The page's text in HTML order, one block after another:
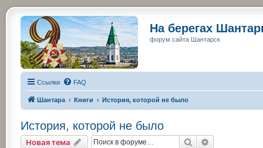
На берегах
форум сайта Шантарск
Ссылки FAQ
Шантара Книги История, которой не было
История, которой не было
Новая тема Поиск